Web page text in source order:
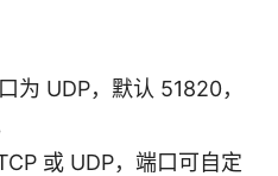
为 UDP，默认 51820，
或 UDP，端口可自定